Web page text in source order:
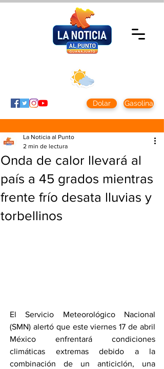
Dolar Gasolina
Onda de calor llevará al
país a 45 grados mientras
frente frío desata lluvias y
torbellinos
La Noticia al Punto
2 min de lectura
El Servicio Meteorológico Nacional
(SMN) alertó que este viernes 17 de abril
México enfrentará condiciones
climáticas extremas debido a la
combinación de un anticiclón, una